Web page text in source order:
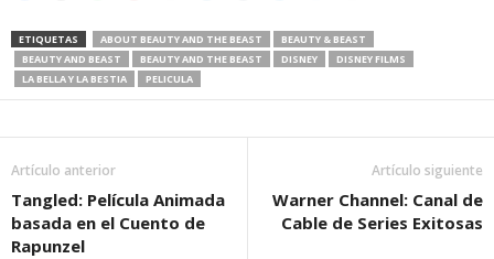
ETIQUETAS ABOUT BEAUTY AND THE BEAST
BEAUTY & BEAST
BEAUTY AND BEAST
BEAUTY AND THE BEAST DISNEY
DISNEY FILMS
LA BELLA Y LA BESTIA
PELICULA
Artículo anterior
Tangled: Película Animada
basada en el Cuento de
Rapunzel
Artículo siguiente
Warner Channel: Canal de
Cable de Series Exitosas